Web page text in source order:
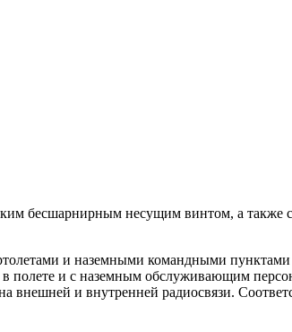
бесшарнирным несущим винтом, а
и наземными командными
и с наземным обслуживающим
внешней и внутренней радиосвязи.